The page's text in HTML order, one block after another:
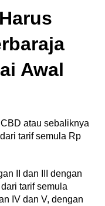
Awal
atau sebaliknya
tarif semula Rp
II dan III dengan
tarif semula
IV dan V, dengan